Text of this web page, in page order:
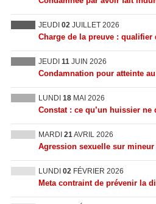
JEUDI 02 JUILLET 2026
Charge de la preuve :
JEUDI 11 JUIN 2026
Condamnation pour atteinte
LUNDI 18 MAI 2026
Constat : ce qu’un huissier ne
MARDI 21AVRIL 2026
Agression sexuelle sur
LUNDI 02 FÉVRIER 2026
Meta contraint de prévenir la